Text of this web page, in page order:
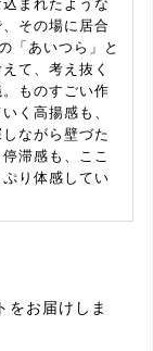
その場に居合
「あいつら」と
て、考え抜く
ものすごい作
く高揚感も、
ながら壁づた
滞感も、ここ
り体感してい
をお届けしま